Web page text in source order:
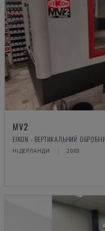
MV2
EIKON - ВЕРТИКАЛЬНИЙ
НІДЕРЛАНДИ 2003